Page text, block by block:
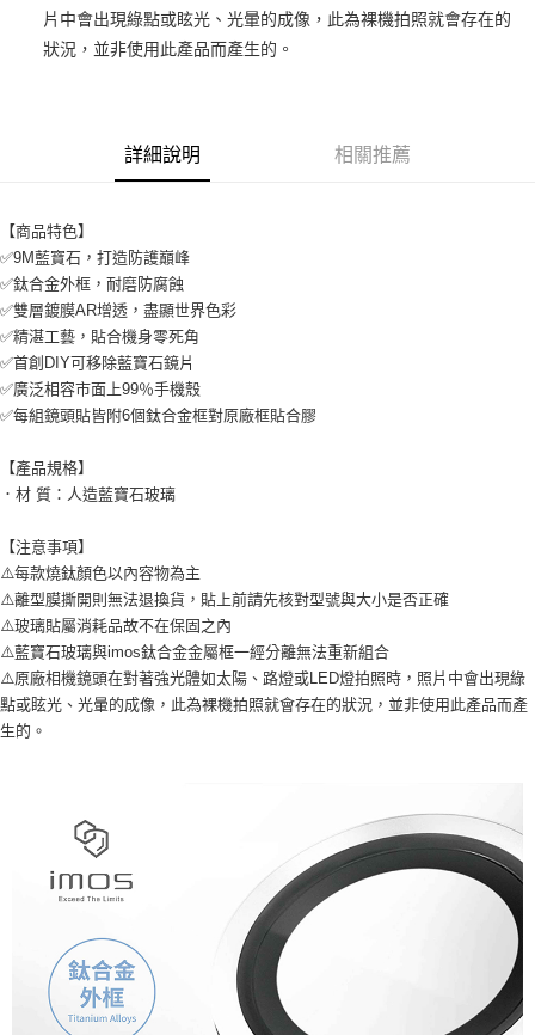
每筆NT$65，滿NT$690(含以上)免運費
宅配
片中會出現綠點或眩光、光暈的成像，此為裸機拍照就會存在的
狀況，並非使用此產品而產生的。
詳細說明 相關推薦
【商品特色】
✅9M藍寶石，打造防護巔峰
✅鈦合金外框，耐磨防腐蝕
✅雙層鍍膜AR增透，盡顯世界色彩
✅精湛工藝，貼合機身零死角
✅首創DIY可移除藍寶石鏡片
✅廣泛相容市面上99％手機殼
✅每組鏡頭貼皆附6個鈦合金框對原廠框貼合膠
【產品規格】
．材 質：人造藍寶石玻璃
【注意事項】
⚠️每款燒鈦顏色以內容物為主
⚠️離型膜撕開則無法退換貨，貼上前請先核對型號與大小是否正確
⚠️玻璃貼屬消耗品故不在保固之內
⚠️藍寶石玻璃與imos鈦合金金屬框一經分離無法重新組合
⚠️原廠相機鏡頭在對著強光體如太陽、路燈或LED燈拍照時，照片中會出現綠
點或眩光、光暈的成像，此為裸機拍照就會存在的狀況，並非使用此產品而產
生的。